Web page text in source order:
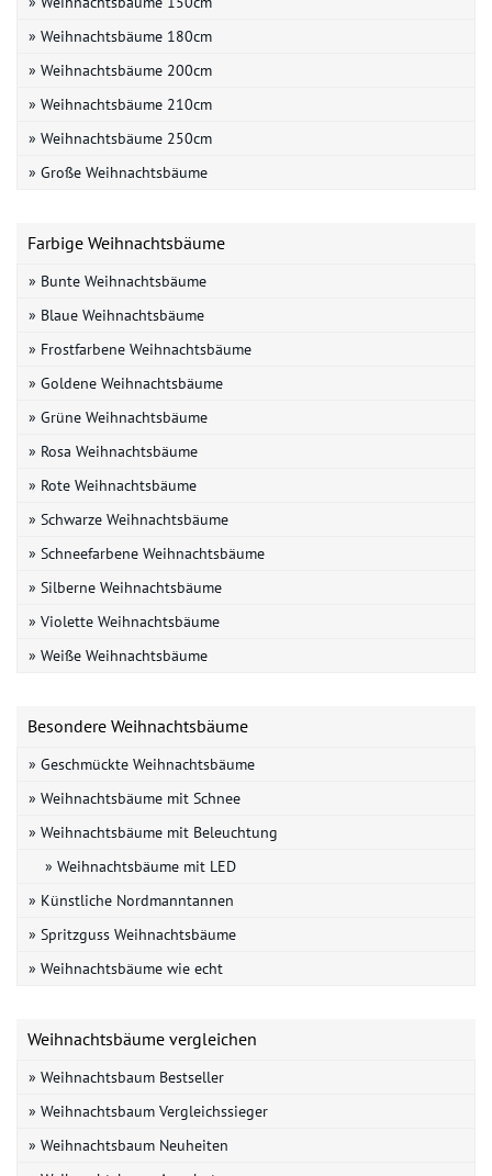
» Weihnachtsbäume 180cm
» Weihnachtsbäume 200cm
» Weihnachtsbäume 210cm
» Weihnachtsbäume 250cm
» Große Weihnachtsbäume
Farbige Weihnachtsbäume
» Bunte Weihnachtsbäume
» Blaue Weihnachtsbäume
» Frostfarbene Weihnachtsbäume
» Goldene Weihnachtsbäume
» Grüne Weihnachtsbäume
» Rosa Weihnachtsbäume
» Rote Weihnachtsbäume
» Schwarze Weihnachtsbäume
» Schneefarbene Weihnachtsbäume
» Silberne Weihnachtsbäume
» Violette Weihnachtsbäume
» Weiße Weihnachtsbäume
Besondere Weihnachtsbäume
» Geschmückte Weihnachtsbäume
» Weihnachtsbäume mit Schnee
» Weihnachtsbäume mit Beleuchtung
» Weihnachtsbäume mit LED
» Künstliche Nordmanntannen
» Spritzguss Weihnachtsbäume
» Weihnachtsbäume wie echt
Weihnachtsbäume vergleichen
» Weihnachtsbaum Bestseller
» Weihnachtsbaum Vergleichssieger
» Weihnachtsbaum Neuheiten